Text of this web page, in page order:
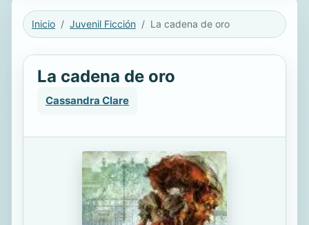
Inicio Juvenil Ficción La cadena de oro
La cadena de oro
Cassandra Clare